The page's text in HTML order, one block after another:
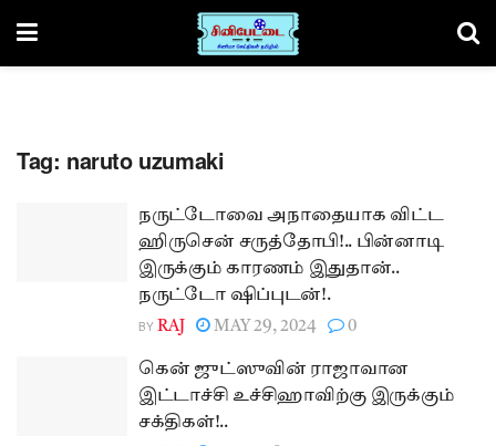
Tag: naruto uzumaki
நருட்டோவை அநாதையாக விட்ட
ஹிருசென் சருத்தோபி!.. பின்னாடி
இருக்கும் காரணம் இதுதான்..
நருட்டோ ஷிப்புடன்!.
BY RAJ MAY 29, 2024 0
கென் ஜுட்ஸுவின் ராஜாவான
இட்டாச்சி உச்சிஹாவிற்கு இருக்கும்
சக்திகள்!..